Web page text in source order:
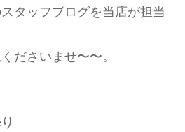
タッフブログを当店が担当
ださいませ〜〜。